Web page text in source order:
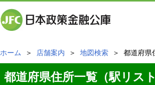
ホーム ＞ 店舗案内 ＞ 地図検索 ＞ 都道府県
都道府県住所一覧（駅リスト